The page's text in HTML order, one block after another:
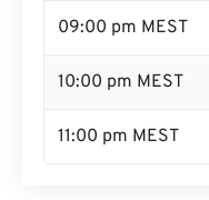
09:00 pm MEST
10:00 pm MEST
11:00 pm MEST